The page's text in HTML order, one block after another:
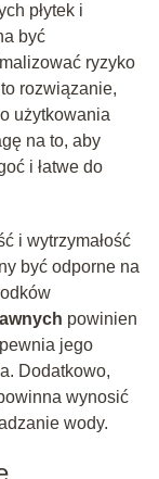
płytek i
być
ryzyko
rozwiązanie,
użytkowania
na to, aby
i łatwe do
i wytrzymałość
być odporne na
powinien
jego
Dodatkowo,
wynosić
wody.